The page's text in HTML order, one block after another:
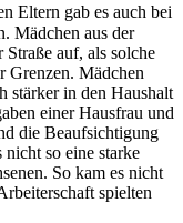
Eltern gab es auch bei
Mädchen aus der
auf, als solche
Grenzen. Mädchen
stärker in den Haushalt
einer Hausfrau und
die Beaufsichtigung
so eine starke
So kam es nicht
spielten